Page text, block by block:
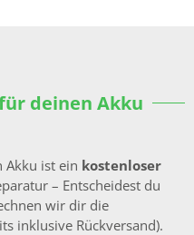
deinen Akku
Akku ist ein kostenloser
– Entscheidest du
wir dir die
inklusive Rückversand).